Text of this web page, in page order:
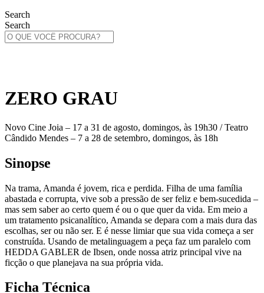
Search
Search
ZERO GRAU
Novo Cine Joia – 17 a 31 de agosto, domingos, às 19h30 / Teatro
Cândido Mendes – 7 a 28 de setembro, domingos, às 18h
Sinopse
Na trama, Amanda é jovem, rica e perdida. Filha de uma família
abastada e corrupta, vive sob a pressão de ser feliz e bem-sucedida –
mas sem saber ao certo quem é ou o que quer da vida. Em meio a
um tratamento psicanalítico, Amanda se depara com a mais dura das
escolhas, ser ou não ser. E é nesse limiar que sua vida começa a ser
construída. Usando de metalinguagem a peça faz um paralelo com
HEDDA GABLER de Ibsen, onde nossa atriz principal vive na
ficção o que planejava na sua própria vida.
Ficha Técnica